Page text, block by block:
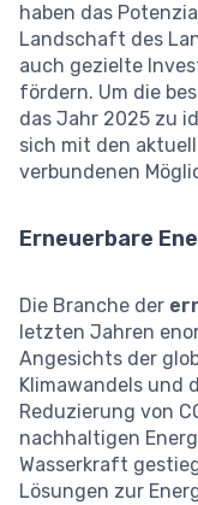
haben das
Landschaft des
auch gezielte
fördern. Um die
das Jahr 2025 zu
sich mit den
verbundenen
Erneuerbare
Die Branche der
letzten Jahren
Angesichts der
Klimawandels und
Reduzierung von
nachhaltigen
Wasserkraft
Lösungen zur